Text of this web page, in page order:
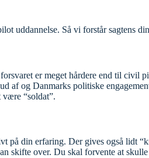
uddannelse. Så vi forstår sagtens
er meget hårdere end til civil
og Danmarks politiske
være “soldat”.
din erfaring. Der gives også lidt
skifte over. Du skal forvente at